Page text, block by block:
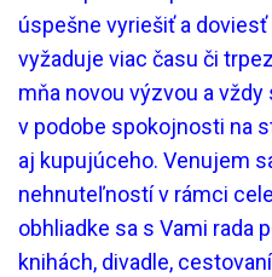
úspešne vyriešiť a
vyžaduje viac času či
mňa novou výzvou a
v podobe spokojnosti na
aj kupujúceho. Venujem
nehnuteľností v rámci
obhliadke sa s Vami rada
knihách, divadle,